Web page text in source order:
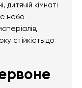
дитячій кімнаті
небо
стійкість до